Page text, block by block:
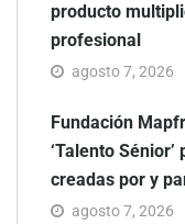
producto
profesional
agosto 7, 2026
Fundación
‘Talento
creadas por y
agosto 7, 2026